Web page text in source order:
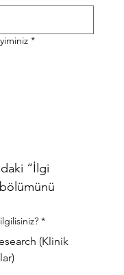
*
“İlgi
bölümünü
*
(Klinik